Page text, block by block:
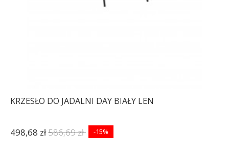
KRZESŁO DO JADALNI DAY BIAŁY LEN
498,68 zł586,69 zł -15%